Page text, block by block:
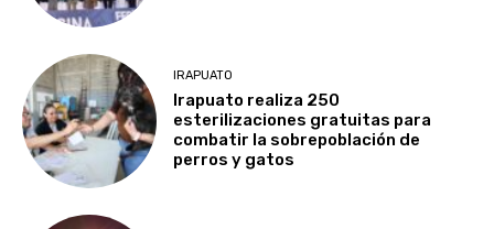
IRAPUATO
Irapuato realiza 250
esterilizaciones gratuitas para
combatir la sobrepoblación de
perros y gatos